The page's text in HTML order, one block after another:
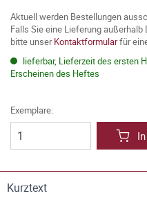
Aktuell werden Bestellungen
Falls Sie eine Lieferung
bitte unserKontaktformularfür
lieferbar, Lieferzeit des ersten
Erscheinen des Heftes
Exemplare:
Kurztext